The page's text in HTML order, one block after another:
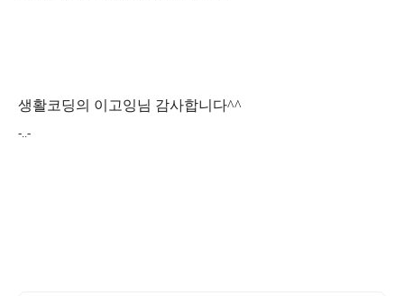
생활코딩의 이고잉님 감사합니다^^
-..-